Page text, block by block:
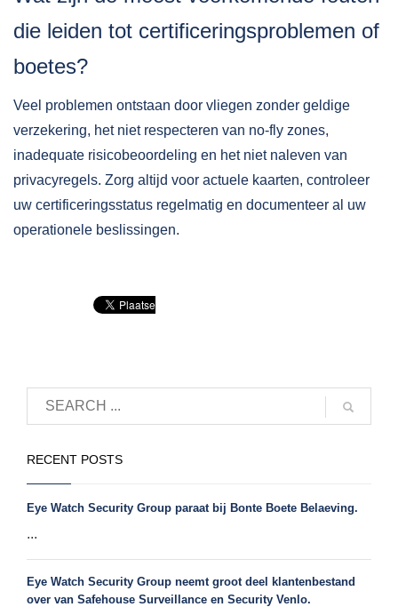
die leiden tot certificeringsproblemen of
boetes?
Veel problemen ontstaan door vliegen zonder geldige
verzekering, het niet respecteren van no-fly zones,
inadequate risicobeoordeling en het niet naleven van
privacyregels. Zorg altijd voor actuele kaarten, controleer
uw certificeringsstatus regelmatig en documenteer al uw
operationele beslissingen.
RECENT POSTS
Eye Watch Security Group paraat bij Bonte Boete Belaeving.
...
Eye Watch Security Group neemt groot deel klantenbestand
over van Safehouse Surveillance en Security Venlo.